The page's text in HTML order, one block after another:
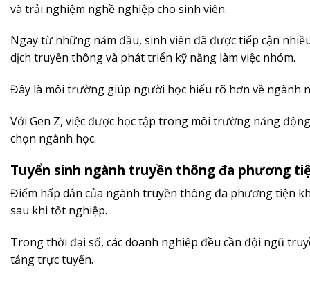
và trải nghiệm nghề nghiệp cho sinh viên.
Ngay từ những năm đầu, sinh viên đã được tiếp cận
dịch truyền thông và phát triển kỹ năng làm việc nhóm.
Đây là môi trường giúp người học hiểu rõ hơn về ngành
Với Gen Z, việc được học tập trong môi trường năng
chọn ngành học.
Tuyển sinh ngành truyền thông đa phương
Điểm hấp dẫn của ngành truyền thông đa phương tiện
sau khi tốt nghiệp.
Trong thời đại số, các doanh nghiệp đều cần đội ngũ
tảng trực tuyến.